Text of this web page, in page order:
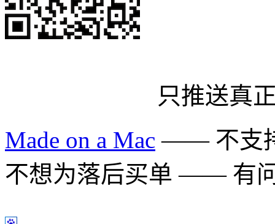
只推送真
Made on a Mac —— 不支
不想为落后买单 —— 有